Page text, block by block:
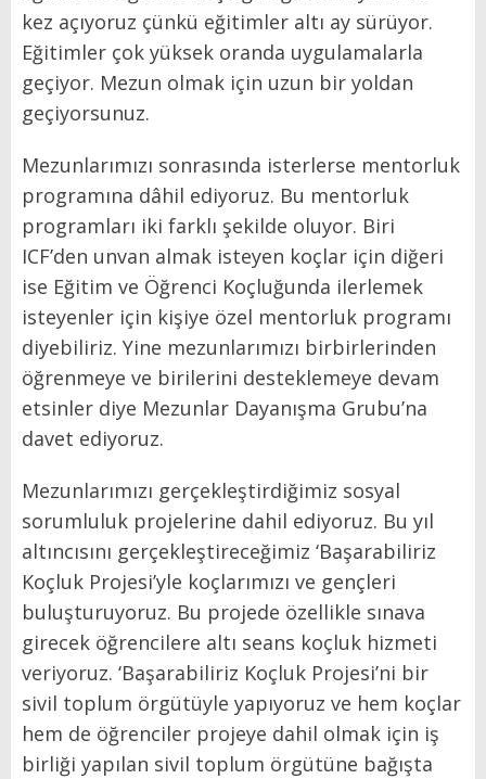
kez açıyoruz çünkü eğitimler altı ay sürüyor.
Eğitimler çok yüksek oranda uygulamalarla
geçiyor. Mezun olmak için uzun bir yoldan
geçiyorsunuz.
Mezunlarımızı sonrasında isterlerse mentorluk
programına dâhil ediyoruz. Bu mentorluk
programları iki farklı şekilde oluyor. Biri
ICF’den unvan almak isteyen koçlar için diğeri
ise Eğitim ve Öğrenci Koçluğunda ilerlemek
isteyenler için kişiye özel mentorluk programı
diyebiliriz. Yine mezunlarımızı birbirlerinden
öğrenmeye ve birilerini desteklemeye devam
etsinler diye Mezunlar Dayanışma Grubu’na
davet ediyoruz.
Mezunlarımızı gerçekleştirdiğimiz sosyal
sorumluluk projelerine dahil ediyoruz. Bu yıl
altıncısını gerçekleştireceğimiz ‘Başarabiliriz
Koçluk Projesi’yle koçlarımızı ve gençleri
buluşturuyoruz. Bu projede özellikle sınava
girecek öğrencilere altı seans koçluk hizmeti
veriyoruz. ‘Başarabiliriz Koçluk Projesi’ni bir
sivil toplum örgütüyle yapıyoruz ve hem koçlar
hem de öğrenciler projeye dahil olmak için iş
birliği yapılan sivil toplum örgütüne bağışta